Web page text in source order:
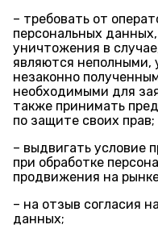
– требовать от
персональных
уничтожения в
являются
незаконно
необходимыми для
также принимать
по защите своих прав;
– выдвигать условие
при обработке
продвижения на
– на отзыв согласия
данных;